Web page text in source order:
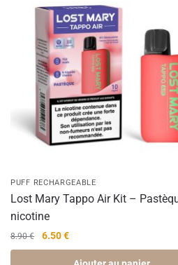
PUFF RECHARGEABLE
Lost Mary Tappo Air Kit –
nicotine
8.90€
Le
prix
6.50€Le
prix